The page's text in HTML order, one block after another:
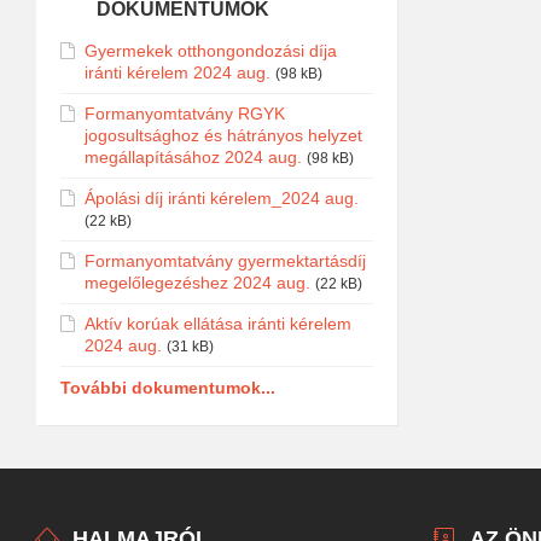
DOKUMENTUMOK
Gyermekek otthongondozási díja
iránti kérelem 2024 aug. (98 kB)
Formanyomtatvány RGYK
jogosultsághoz és hátrányos helyzet
megállapításához 2024 aug. (98 kB)
Ápolási díj iránti kérelem_2024 aug.
(22 kB)
Formanyomtatvány gyermektartásdíj
megelőlegezéshez 2024 aug. (22 kB)
Aktív korúak ellátása iránti kérelem
2024 aug. (31 kB)
További dokumentumok...